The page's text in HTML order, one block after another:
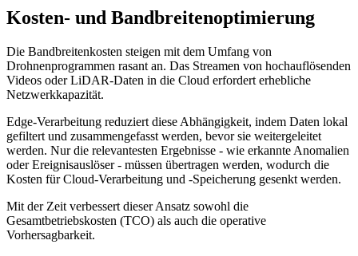
Kosten- und Bandbreitenoptimierung
Die Bandbreitenkosten steigen mit dem Umfang von
Drohnenprogrammen rasant an. Das Streamen von hochauflösenden
Videos oder LiDAR-Daten in die Cloud erfordert erhebliche
Netzwerkkapazität.
Edge-Verarbeitung reduziert diese Abhängigkeit, indem Daten lokal
gefiltert und zusammengefasst werden, bevor sie weitergeleitet
werden. Nur die relevantesten Ergebnisse - wie erkannte Anomalien
oder Ereignisauslöser - müssen übertragen werden, wodurch die
Kosten für Cloud-Verarbeitung und -Speicherung gesenkt werden.
Mit der Zeit verbessert dieser Ansatz sowohl die
Gesamtbetriebskosten (TCO) als auch die operative
Vorhersagbarkeit.